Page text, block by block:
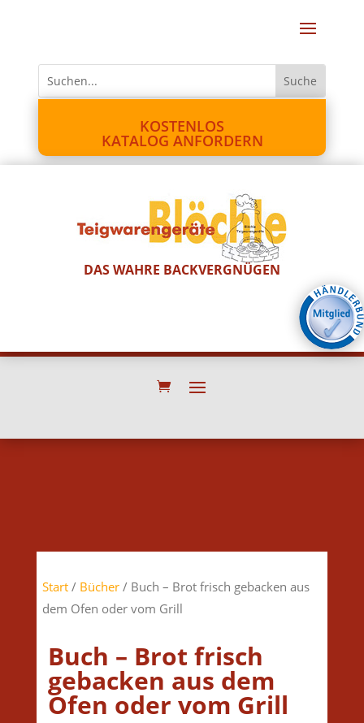
KOSTENLOS
KATALOG ANFORDERN
DAS WAHRE BACKVERGNÜGEN
Start/ Bücher/ Buch – Brot frisch gebacken aus
dem Ofen oder vom Grill
Buch – Brot frisch
gebacken aus dem
Ofen oder vom Grill